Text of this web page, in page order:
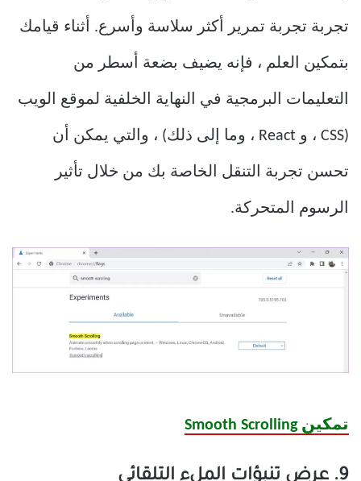
تجربة تجربة تمرير أكثر سلاسة وأسرع. أثناء قيامك
بتمكين العلم ، فإنه يضيف بضعة أسطر من
التعليمات البرمجية في النهاية الخلفية لموقع الويب
(CSS ، و React ، وما إلى ذلك) ، والتي يمكن أن
تحسن تجربة التنقل الخاصة بك من خلال تأثير
الرسوم المتحركة.
تمكين Smooth Scrolling